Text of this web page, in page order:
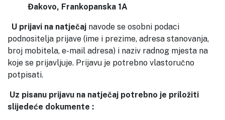
Đakovo, Frankopanska 1A
U prijavi na natječaj navode se osobni podaci
podnositelja prijave (ime i prezime, adresa stanovanja,
broj mobitela, e-mail adresa) i naziv radnog mjesta na
koje se prijavljuje. Prijavu je potrebno vlastoručno
potpisati.
Uz pisanu prijavu na natječaj potrebno je priložiti
slijedeće dokumente :